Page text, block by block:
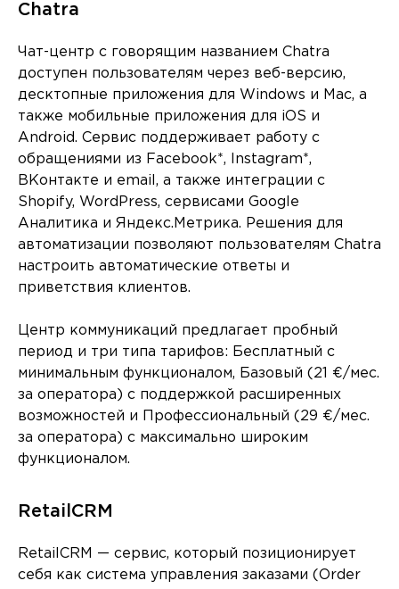
Chatra
Чат-центр с говорящим названием Chatra
доступен пользователям через веб-версию,
десктопные приложения для Windows и Mac, а
также мобильные приложения для iOS и
Android. Сервис поддерживает работу с
обращениями из Facebook*, Instagram*,
ВКонтакте и email, а также интеграции с
Shopify, WordPress, сервисами Google
Аналитика и Яндекс.Метрика. Решения для
автоматизации позволяют пользователям Chatra
настроить автоматические ответы и
приветствия клиентов.
Центр коммуникаций предлагает пробный
период и три типа тарифов: Бесплатный с
минимальным функционалом, Базовый (21 €/мес.
за оператора) с поддержкой расширенных
возможностей и Профессиональный (29 €/мес.
за оператора) с максимально широким
функционалом.
RetailCRM
RetailCRM — сервис, который позиционирует
себя как система управления заказами (Order